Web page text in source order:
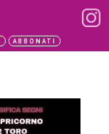
ABBONATI